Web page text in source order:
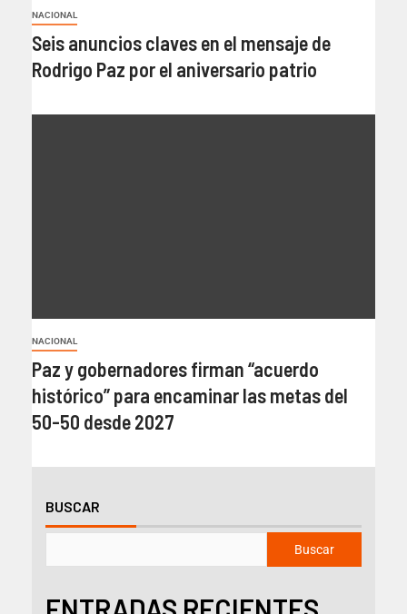
NACIONAL
Seis anuncios claves en el mensaje de
Rodrigo Paz por el aniversario patrio
NACIONAL
Paz y gobernadores firman “acuerdo
histórico” para encaminar las metas del
50-50 desde 2027
BUSCAR
Buscar